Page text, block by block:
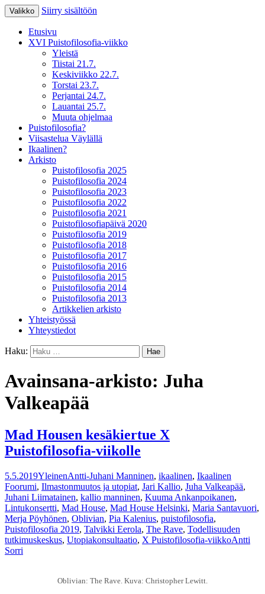
Puistofilosofia
15.-19.7.2025
Valikko Siirry sisältöön
Etusivu
XVI Puistofilosofia-viikko
Yleistä
Tiistai 21.7.
Keskiviikko 22.7.
Torstai 23.7.
Perjantai 24.7.
Lauantai 25.7.
Muuta ohjelmaa
Puistofilosofia?
Viisastelua Väylällä
Ikaalinen?
Arkisto
Puistofilosofia 2025
Puistofilosofia 2024
Puistofilosofia 2023
Puistofilosofia 2022
Puistofilosofia 2021
Puistofilosofiapäivä 2020
Puistofilosofia 2019
Puistofilosofia 2018
Puistofilosofia 2017
Puistofilosofia 2016
Puistofilosofia 2015
Puistofilosofia 2014
Puistofilosofia 2013
Artikkelien arkisto
Yhteistyössä
Yhteystiedot
Haku:
Avainsana-arkisto: Juha
Valkeapää
Mad Housen kesäkiertue X
Puistofilosofia-viikolle
5.5.2019YleinenAntti-Juhani Manninen, ikaalinen, Ikaalinen
Foorumi, Ilmastonmuutos ja utopiat, Jari Kallio, Juha Valkeapää,
Juhani Liimatainen, kallio manninen, Kuuma Ankanpoikanen,
Lintukonsertti, Mad House, Mad House Helsinki, Maria Santavuori,
Merja Pöyhönen, Oblivian, Pia Kalenius, puistofilosofia,
Puistofilosofia 2019, Talvikki Eerola, The Rave, Todellisuuden
tutkimuskeskus, Utopiakonsultaatio, X Puistofilosofia-viikkoAntti
Sorri
Oblivian: The Rave. Kuva: Christopher Lewitt.